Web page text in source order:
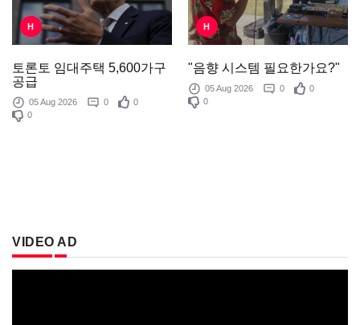
H
토론토 임대주택 5,600가구
공급
05 Aug 2026 0
0
0
H
"음향 시스템 필요한가요?"
05 Aug 2026 0
0
0
VIDEO AD